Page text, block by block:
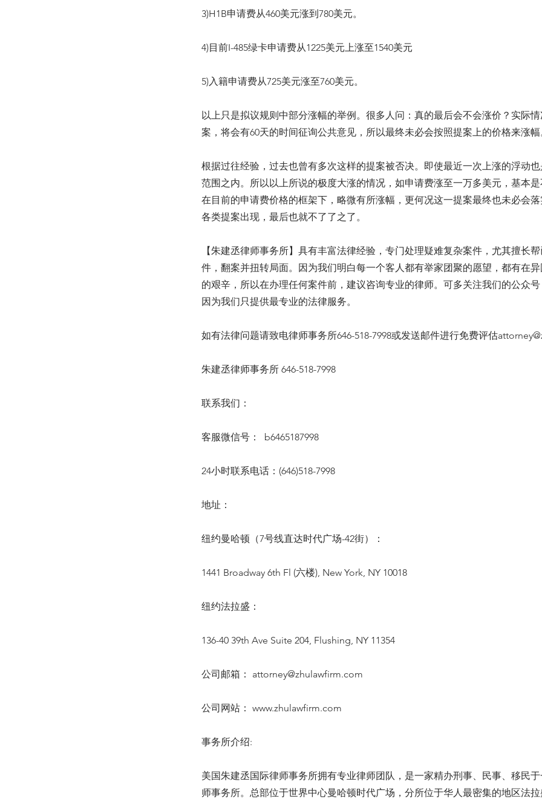
3)H1B申请费从460美元涨到780美元。
4)目前I-485绿卡申请费从1225美元上涨至1540美元
5)入籍申请费从725美元涨至760美元。
以上只是拟议规则中部分涨幅的举例。很多人问：真的最后会不会涨价？实际
案，将会有60天的时间征询公共意见，所以最终未必会按照提案上的价格来涨幅
根据过往经验，过去也曾有多次这样的提案被否决。即使最近一次上涨的浮动
范围之内。所以以上所说的极度大涨的情况，如申请费涨至一万多美元，基本
在目前的申请费价格的框架下，略微有所涨幅，更何况这一提案最终也未必会
各类提案出现，最后也就不了了之了。
【朱建丞律师事务所】具有丰富法律经验，专门处理疑难复杂案件，尤其擅长
件，翻案并扭转局面。因为我们明白每一个客人都有举家团聚的愿望，都有在
的艰辛，所以在办理任何案件前，建议咨询专业的律师。可多关注我们的公众号
因为我们只提供最专业的法律服务。
如有法律问题请致电律师事务所646-518-7998或发送邮件进行免费评估
朱建丞律师事务所 646-518-7998
联系我们：
客服微信号： b6465187998
24小时联系电话：(646)518-7998
地址：
纽约曼哈顿（7号线直达时代广场-42街）：
1441 Broadway 6th Fl (六楼), New York, NY 10018
纽约法拉盛：
136-40 39th Ave Suite 204, Flushing, NY 11354
公司邮箱： attorney@zhulawfirm.com
公司网站： www.zhulawfirm.com
事务所介绍:
美国朱建丞国际律师事务所拥有专业律师团队，是一家精办刑事、民事、移民
师事务所。总部位于世界中心曼哈顿时代广场，分所位于华人最密集的地区法